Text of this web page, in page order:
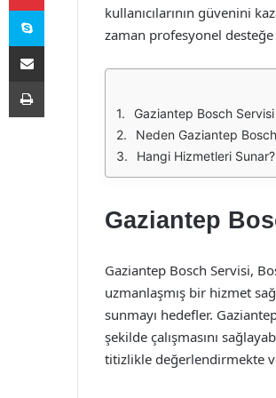
kullanıcılarının güvenini
zaman profesyonel
Gaziantep Bosch
Neden Gaziantep
Hangi Hizmetleri Sunar?
Gaziantep
Gaziantep Bosch Servisi,
uzmanlaşmış bir hizmet
sunmayı hedefler.
şekilde çalışmasını
titizlikle değerlendirmekte
Skype
E-Posta ile paylaş